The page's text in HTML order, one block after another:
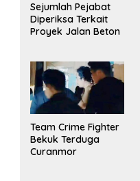
Sejumlah Pejabat
Diperiksa Terkait
Proyek Jalan Beton
Team Crime Fighter
Bekuk Terduga
Curanmor